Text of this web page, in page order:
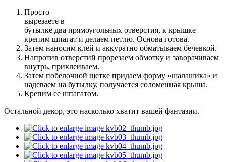
Просто
вырезаете в
бутылке два прямоугольных отверстия, к крышке
крепим шпагат и делаем петлю. Основа готова.
Затем наносим клей и аккуратно обматываем бечевкой.
Напротив отверстий прорезаем обмотку и заворачиваем
внутрь, приклеиваем.
Затем побелочной щетке придаем форму «шалашика» и
надеваем на бутылку, получается соломенная крыша.
Крепим ее шпагатом.
Остальной декор, это насколько хватит вашей фантазии.